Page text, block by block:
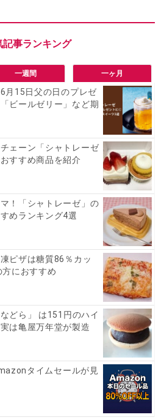
一週間 一ヶ月
6月15日父の日のプレゼ
ビールゼリー」など期
ェーン「シャトレーゼ
すすめ商品を紹介
！「シャトレーゼ」の
めランキング4選
ピザは糖質86％カッ
方におすすめ
どら」 は151円のハイ
は亀屋万年堂が製造
タイムセールが見